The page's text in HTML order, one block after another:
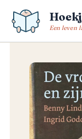
naar
Een leven